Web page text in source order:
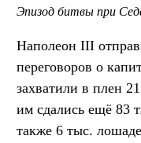
Эпизод битвы при
Наполеон III
переговоров о
захватили в плен
им сдались ещё 83
также 6 тыс.